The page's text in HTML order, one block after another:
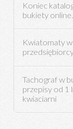
Koniec
bukiety online.
Kwiatomaty w
Tachograf w
przepisy od 1
kwiaciarni